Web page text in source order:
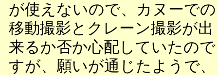
が使えないので、カヌーでの
移動撮影とクレーン撮影が出
来るか否か心配していたので
すが、願いが通じたようで、